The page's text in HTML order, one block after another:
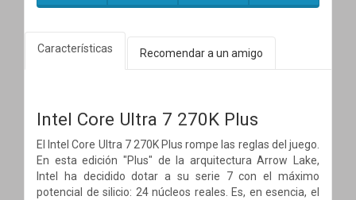
Características Recomendar a un amigo
Intel Core Ultra 7 270K Plus
El Intel Core Ultra 7 270K Plus rompe las reglas del juego.
En esta edición "Plus" de la arquitectura Arrow Lake,
Intel ha decidido dotar a su serie 7 con el máximo
potencial de silicio: 24 núcleos reales. Es, en esencia, el